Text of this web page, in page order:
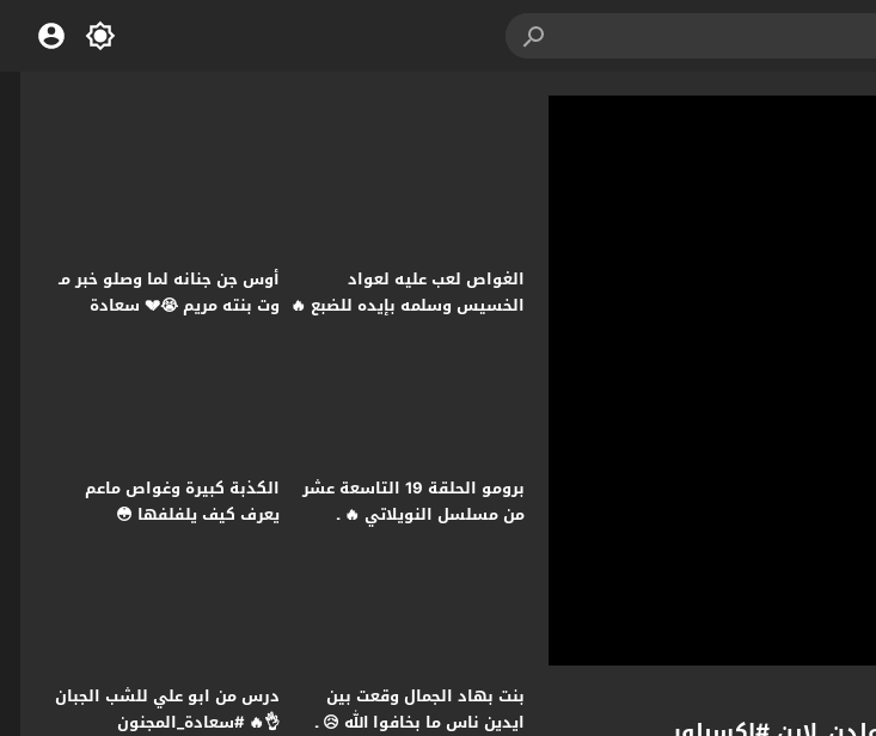
الغواص لعب عليه لعواد
الخسيس وسلمه بإيده للضبع 🔥
أوس جن جنانه لما وصلو خبر مـ
وت بنته مريم 😭💔 سعادة
برومو الحلقة 19 التاسعة عشر
من مسلسل النويلاتي 🔥 ـ
الكذبة كبيرة وغواص ماعم
يعرف كيف يلفلفها 😳
بنت بهاد الجمال وقعت بين
ايدين ناس ما بخافوا الله 😥 ـ
درس من ابو علي للشب الجبان
👌🔥 #سعادة_المجنون